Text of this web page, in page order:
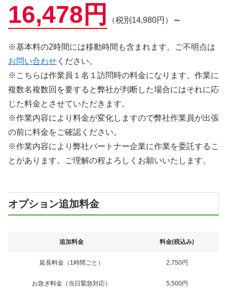
16,478円 （税別14,980円） ～
※基本料の2時間には移動時間も含まれます。ご不明点は
お問い合わせ ください。
※こちらは作業員１名１訪問時の料金になります。作業に
複数名複数回を要すると弊社が判断した場合にはそれに応
じた料金とさせていただきます。
※作業内容により料金が変化しますので弊社作業員が出張
の前に料金をご確認ください。
※作業内容により弊社パートナー企業に作業を委託するこ
とがあります。ご理解の程よろしくお願いいたします。
オプション追加料金
追加料金 料金(税込み)
延長料金（1時間ごと） 2,750円
お急ぎ料金（当日緊急対応） 5,500円